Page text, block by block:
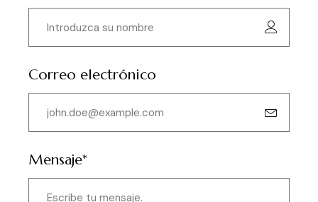
Correo electrónico
Mensaje*